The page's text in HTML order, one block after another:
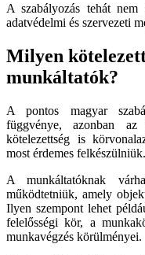
A szabályozás tehát nem
adatvédelmi és szervezeti
Milyen
munkáltatók?
A pontos magyar
függvénye, azonban
kötelezettség is
most érdemes felkészülniük.
A munkáltatóknak
működtetniük, amely
Ilyen szempont lehet
felelősségi kör, a
munkavégzés körülményei.